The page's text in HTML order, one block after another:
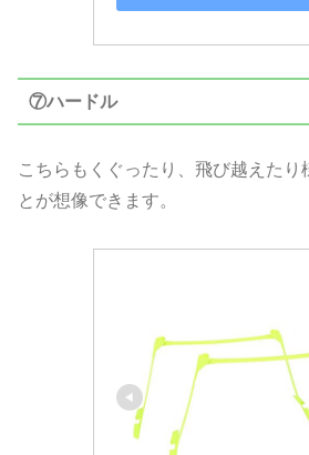
⑦ハードル
こちらもくぐったり、飛び越えたり
とが想像できます。